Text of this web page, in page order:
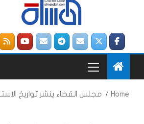
Home مجلس القضاء ينشر تواريخ